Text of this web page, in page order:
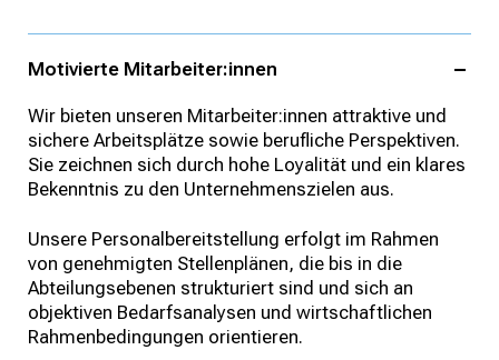
Motivierte Mitarbeiter:innen
Wir bieten unseren Mitarbeiter:innen attraktive und
sichere Arbeitsplätze sowie berufliche Perspektiven.
Sie zeichnen sich durch hohe Loyalität und ein klares
Bekenntnis zu den Unternehmenszielen aus.
Unsere Personalbereitstellung erfolgt im Rahmen
von genehmigten Stellenplänen, die bis in die
Abteilungsebenen strukturiert sind und sich an
objektiven Bedarfsanalysen und wirtschaftlichen
Rahmenbedingungen orientieren.